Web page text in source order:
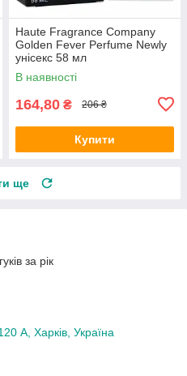
Haute Fragrance Company
Golden Fever Perfume Newly
унісекс 58 мл
В наявності
164,80 ₴ 206 ₴
Купити
ще
за рік
А, Харків, Україна